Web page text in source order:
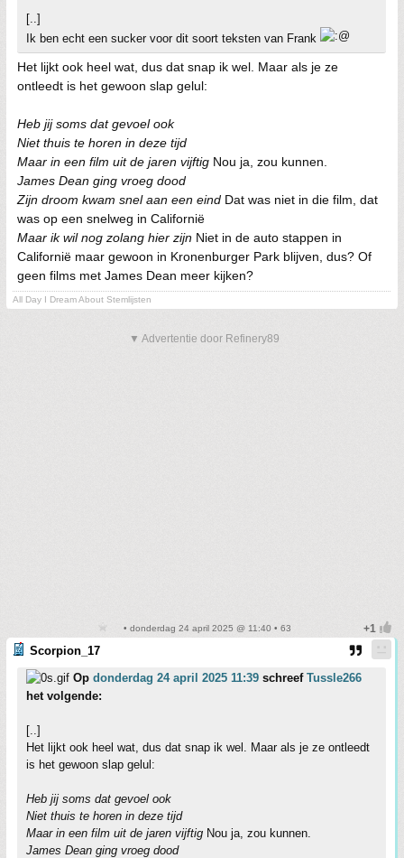
[..]
Ik ben echt een sucker voor dit soort teksten van Frank
Het lijkt ook heel wat, dus dat snap ik wel. Maar als je ze
ontleedt is het gewoon slap gelul:
Heb jij soms dat gevoel ook
Niet thuis te horen in deze tijd
Maar in een film uit de jaren vijftig Nou ja, zou kunnen.
James Dean ging vroeg dood
Zijn droom kwam snel aan een eind Dat was niet in die film, dat
was op een snelweg in Californië
Maar ik wil nog zolang hier zijn Niet in de auto stappen in
Californië maar gewoon in Kronenburger Park blijven, dus? Of
geen films met James Dean meer kijken?
All Day I Dream About Stemlijsten
▼ Advertentie door Refinery89
• donderdag 24 april 2025 @ 11:40 • 63
Scorpion_17
Op donderdag 24 april 2025 11:39 schreef Tussle266
het volgende:
[..]
Het lijkt ook heel wat, dus dat snap ik wel. Maar als je ze ontleedt
is het gewoon slap gelul:
Heb jij soms dat gevoel ook
Niet thuis te horen in deze tijd
Maar in een film uit de jaren vijftig Nou ja, zou kunnen.
James Dean ging vroeg dood